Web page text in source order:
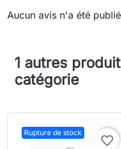
Aucun avis n'a été
1 autres
catégorie
Rupture de stock
favorite_border